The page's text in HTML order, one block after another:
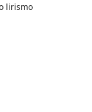
lirismo